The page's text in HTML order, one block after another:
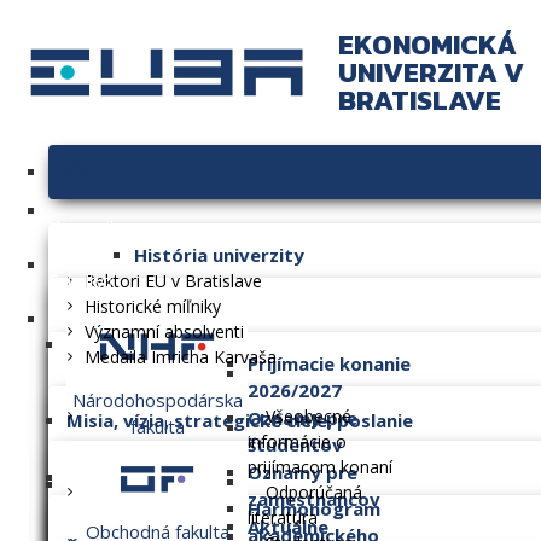
EKONOMICKÁ
UNIVERZITA V
BRATISLAVE
História univerzity
Rektori EU v Bratislave
Historické míľniky
Významní absolventi
Medaila Imricha Karvaša
Misia, vízia, strategické ciele, poslanie
Dlhodobý zámer
Fakulty
Národohospodárska
fakulta
Obchodná fakulta
Prijímacie konanie
2026/2027
Všeobecné
informácie o
prijímacom konaní
Odporúčaná
literatúra
Oznamy pre
študentov
Harmonogram
akademického
Oznamy pre
zamestnancov
Aktuálne